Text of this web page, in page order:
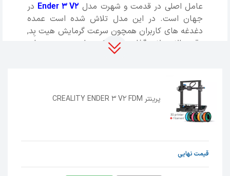
عامل اصلی در قدمت و شهرت مدل Ender 3 V2 در
جهان است. در این مدل تلاش شده است عمده
دغدغه های کاربران همچون سرعت گرمایش هیت بِد,
دقت بالا در لایه گذاری و عملکرد روان و بدون صدا و
... پوشش داده شود. بدنه این پرینتر تماما از فلز می
انجام می شود. از نکات جالب توجه در این مدل
استفاده از صفحه کار حرارتیCarborundum
که ویژگی های متمایزی همچون گرمایش سریع,
یکنواختی حرارت و افزایش کیفیت چاپ را به ارمغان
پرینتر CREALITY ENDER 3 V2 FDM
قیمت نهایی